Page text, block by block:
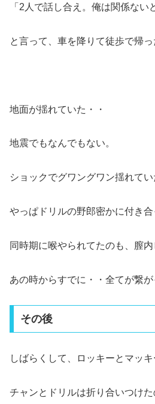
「2人で話し合え。俺は関係ない
と言って、車を降りて徒歩で帰っ
地面が揺れていた・・
地震でもなんでもない。
ショックでグワングワン揺れてい
やっぱドリルの野郎密かに付き合
同時期に喉やられてたのも、膣内
あの時からすでに・・全てが繋が
その後
しばらくして、ロッキーとマッキ
チャンとドリルは折り合いつけた